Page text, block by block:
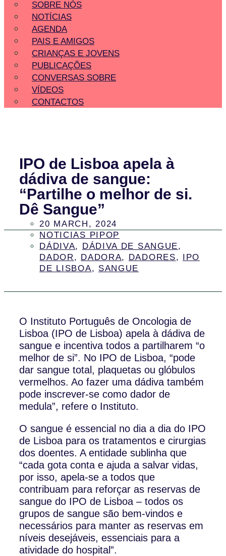
SOBRE NÓS
NOTÍCIAS
AGENDA
PAIS E AMIGOS
CRIANÇAS E JOVENS
PUBLICAÇÕES
CONVERSAS SOBRE
VÍDEOS
CONTACTOS
IPO de Lisboa apela à
dádiva de sangue:
“Partilhe o melhor de si.
Dê Sangue”
20 MARCH, 2024
NOTICIAS PIPOP
DÁDIVA, DÁDIVA DE SANGUE,
DADOR , DADORA, DADORES, IPO
DE LISBOA, SANGUE
O Instituto Português de Oncologia de
Lisboa (IPO de Lisboa) apela à dádiva de
sangue e incentiva todos a partilharem “o
melhor de si”. No IPO de Lisboa, “pode
dar sangue total, plaquetas ou glóbulos
vermelhos. Ao fazer uma dádiva também
pode inscrever-se como dador de
medula”, refere o Instituto.
O sangue é essencial no dia a dia do IPO
de Lisboa para os tratamentos e cirurgias
dos doentes. A entidade sublinha que
“cada gota conta e ajuda a salvar vidas,
por isso, apela-se a todos que
contribuam para reforçar as reservas de
sangue do IPO de Lisboa – todos os
grupos de sangue são bem-vindos e
necessários para manter as reservas em
níveis desejáveis, essenciais para a
atividade do hospital”.